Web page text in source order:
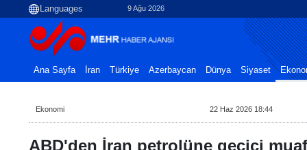
9 Ağu 2026
Ana Sayfa İran Türkiye Azerbaycan Dünya Siyaset
Ekonomi 22 Haz 2026 18:44
ABD'den İran petrolüne geçici